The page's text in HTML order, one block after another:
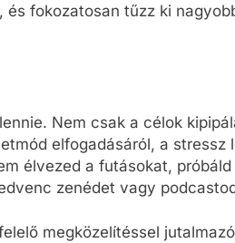
fokozatosan tűzz ki
Nem csak a célok
elfogadásáról, a stressz
élvezed a futásokat,
zenédet vagy
megközelítéssel